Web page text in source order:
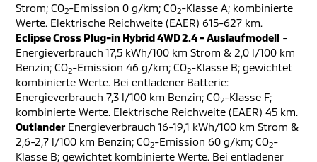
Strom; CO2-Emission 0 g/km; CO2-Klasse A; kombinierte
Werte. Elektrische Reichweite (EAER) 615-627 km.
Eclipse Cross Plug-in Hybrid 4WD 2.4 - Auslaufmodell -
Energieverbrauch 17,5 kWh/100 km Strom & 2,0 l/100 km
Benzin; CO2-Emission 46 g/km; CO2-Klasse B; gewichtet
kombinierte Werte. Bei entladener Batterie:
Energieverbrauch 7,3 l/100 km Benzin; CO2-Klasse F;
kombinierte Werte. Elektrische Reichweite (EAER) 45 km.
Outlander Energieverbrauch 16-19,1 kWh/100 km Strom &
2,6-2,7 l/100 km Benzin; CO2-Emission 60 g/km; CO2-
Klasse B; gewichtet kombinierte Werte. Bei entladener